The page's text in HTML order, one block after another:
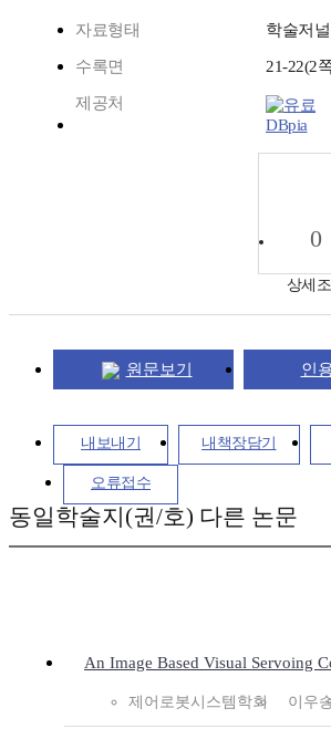
자료형태 학술저널
수록면 21-22(2
제공처
DBpia
0
상세조
원문보기 인
내보내기 내책장담기
오류접수
동일학술지(권/호) 다른 논문
An Image Based Visual Servoing
제어로봇시스템학회 이우